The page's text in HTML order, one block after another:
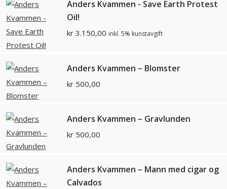
Anders Kvammen - Save Earth Protest
Oil!
kr 3.150,00 inkl. 5% kunstavgift
Anders Kvammen – Blomster
kr 500,00
Anders Kvammen – Gravlunden
kr 500,00
Anders Kvammen – Mann med cigar og
Calvados